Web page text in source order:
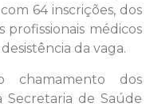
64 inscrições, dos
profissionais médicos
da vaga.
chamamento dos
Secretaria de Saúde